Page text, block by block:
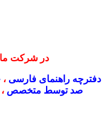
در شرکت
دفترچه راهنمای فارسی ،
صد توسط متخصص